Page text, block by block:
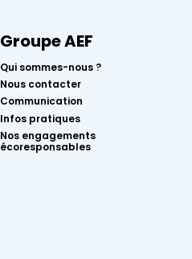
Groupe AEF
Qui sommes-nous ?
Nous contacter
Communication
Infos pratiques
Nos engagements
écoresponsables